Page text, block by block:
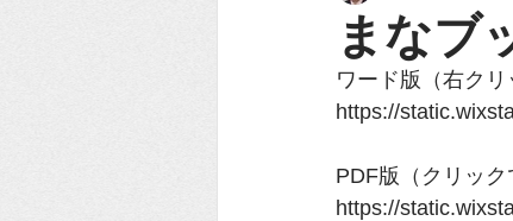
まなブ
ワード版（右ク
https://
PDF版（クリック
https://